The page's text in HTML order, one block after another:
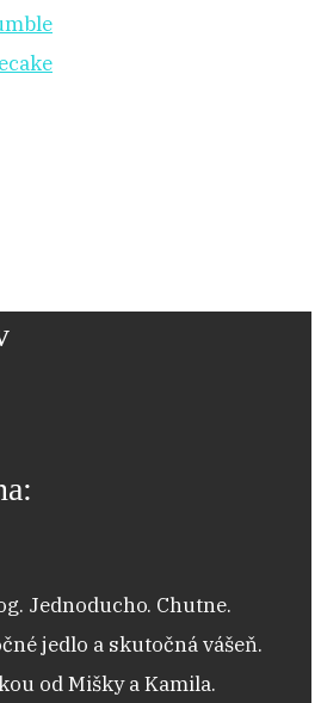
Jednoducho. Chutne.
jedlo a skutočná vášeň.
od Mišky a Kamila.